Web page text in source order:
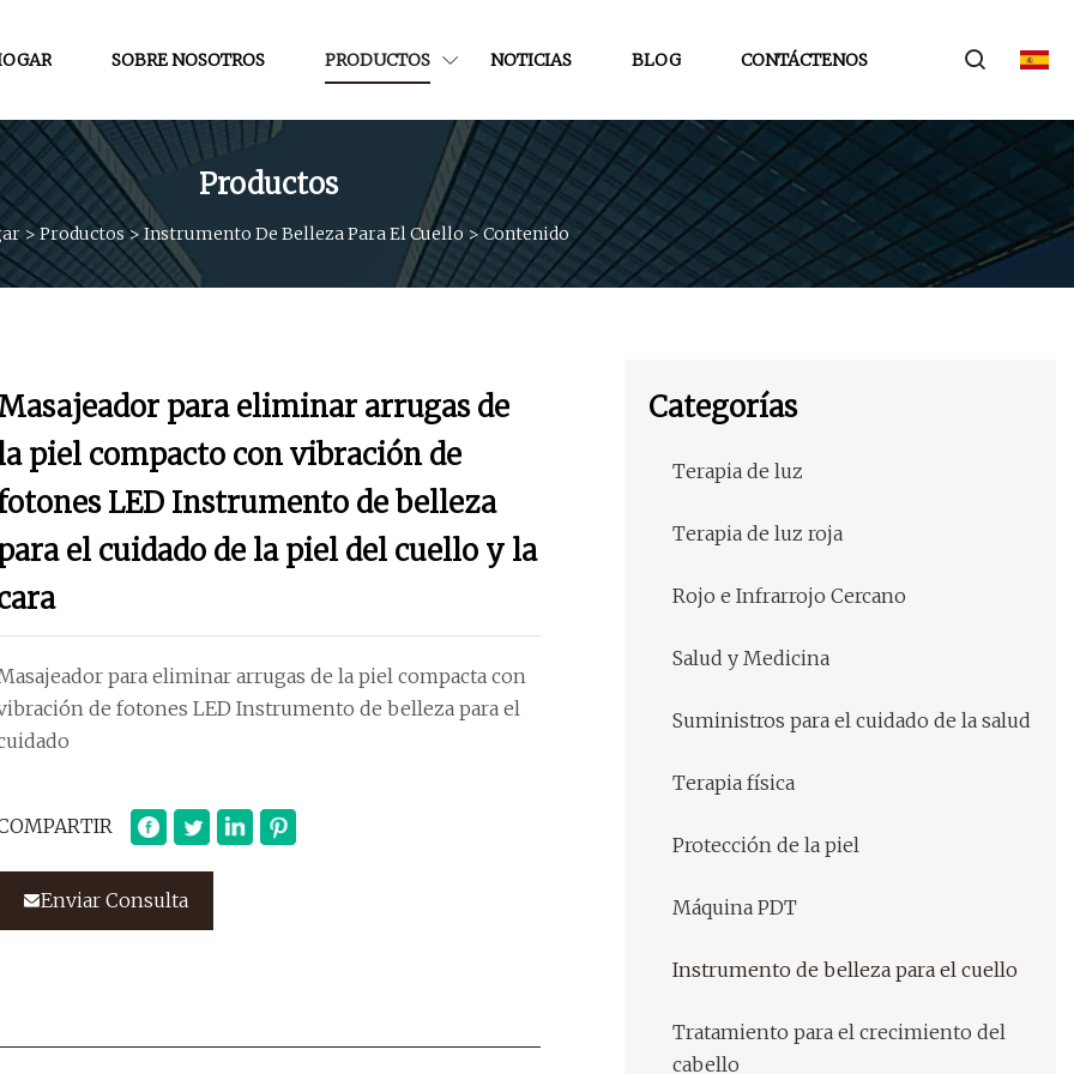
SOBRE NOSOTROS PRODUCTOS NOTICIAS BLOG CONTÁCTENOS
Productos
>Productos> Instrumento De Belleza Para El Cuello >Contenido
para eliminar arrugas de
piel compacto con vibración de
LED Instrumento de belleza
el cuidado de la piel del cuello y la
para eliminar arrugas de la piel compacta con
de fotones LED Instrumento de belleza para el
Enviar Consulta
Categorías
Terapia de luz
Terapia de luz roja
Rojo e Infrarrojo Cercano
Salud y Medicina
Suministros para el cuidado de la salud
Terapia física
Protección de la piel
Máquina PDT
Instrumento de belleza para el cuello
Tratamiento para el crecimiento del
cabello